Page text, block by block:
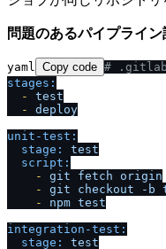
問題のあるパイプライン
yaml Copy code # .gitlab-
stages:
-
test
-
deploy
unit-test:
stage:
test
script:
-
git fetch
origin
-
git checkout -b
-
npm test
integration-test:
stage:
test